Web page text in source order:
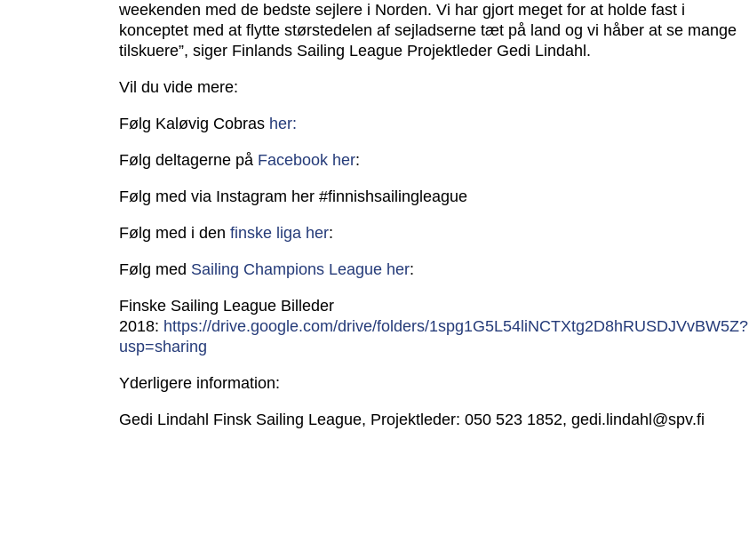
weekenden med de bedste sejlere i Norden. Vi har gjort meget for at holde fast i
konceptet med at flytte størstedelen af sejladserne tæt på land og vi håber at se mange
tilskuere”, siger Finlands Sailing League Projektleder Gedi Lindahl.
Vil du vide mere:
Følg Kaløvig Cobras her:
Følg deltagerne på Facebook her:
Følg med via Instagram her#finnishsailingleague
Følg med i denfinske liga her:
Følg med Sailing Champions League her:
Finske Sailing League Billeder
2018: https://drive.google.com/drive/folders/1spg1G5L54liNCTXtg2D8hRUSDJVvBW5Z?
usp=sharing
Yderligere information:
Gedi Lindahl Finsk Sailing League, Projektleder: 050 523 1852, gedi.lindahl@spv.fi